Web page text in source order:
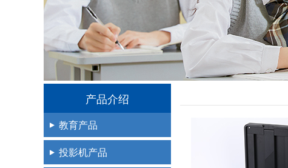
产品介绍
教育产品
投影机产品